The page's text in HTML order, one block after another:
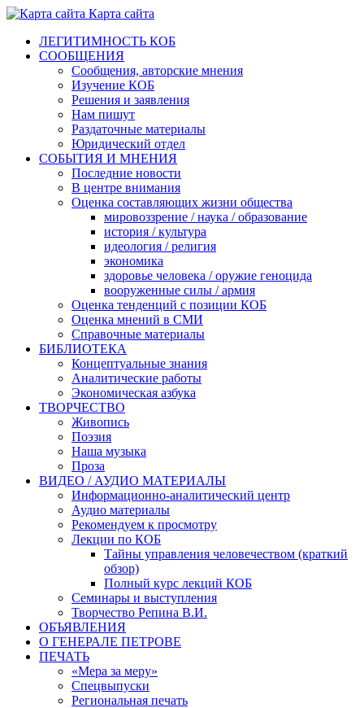
Карта сайта
ЛЕГИТИМНОСТЬ КОБ
СООБЩЕНИЯ
Сообщения, авторские мнения
Изучение КОБ
Решения и заявления
Нам пишут
Раздаточные материалы
Юридический отдел
СОБЫТИЯ И МНЕНИЯ
Последние новости
В центре внимания
Оценка составляющих жизни общества
мировоззрение / наука / образование
история / культура
идеология / религия
экономика
здоровье человека / оружие геноцида
вооруженные силы / армия
Оценка тенденций с позиции КОБ
Оценка мнений в СМИ
Справочные материалы
БИБЛИОТЕКА
Концептуальные знания
Аналитические работы
Экономическая азбука
ТВОРЧЕСТВО
Живопись
Поэзия
Наша музыка
Проза
ВИДЕО / АУДИО МАТЕРИАЛЫ
Информационно-аналитический центр
Аудио материалы
Рекомендуем к просмотру
Лекции по КОБ
Тайны управления человечеством (краткий
обзор)
Полный курс лекций КОБ
Семинары и выступления
Творчество Репина В.И.
ОБЪЯВЛЕНИЯ
О ГЕНЕРАЛЕ ПЕТРОВЕ
ПЕЧАТЬ
«Мера за меру»
Спецвыпуски
Региональная печать